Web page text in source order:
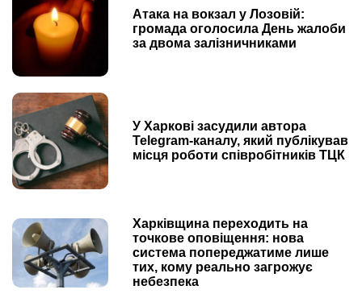
Атака на вокзал у Лозовій:
громада оголосила День жалоби
за двома залізничниками
У Харкові засудили автора
Telegram-каналу, який публікував
місця роботи співробітників ТЦК
Харківщина переходить на
точкове оповіщення: нова
система попереджатиме лише
тих, кому реально загрожує
небезпека